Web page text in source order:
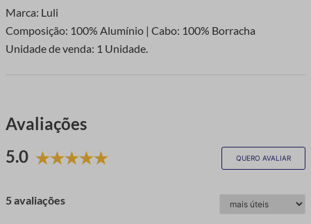
Marca: Luli
Composição: 100% Alumínio | Cabo: 100% Borracha
Unidade de venda: 1 Unidade.
Avaliações
5.0
QUERO AVALIAR
5 avaliações